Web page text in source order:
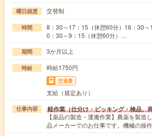
曜日頻度 交替制
時間
8：30～17：15（休憩60分）16：30～
0：30～9：15（休憩60分）…
期間 3か月以上
時給 時給1750円
交通費
支給（規定あり）
仕事内容 軽作業（仕分け・ピッキング・検品、
【薬品の製造・運搬作業】農薬を製造
品メーカーでのお仕事です。機械の操